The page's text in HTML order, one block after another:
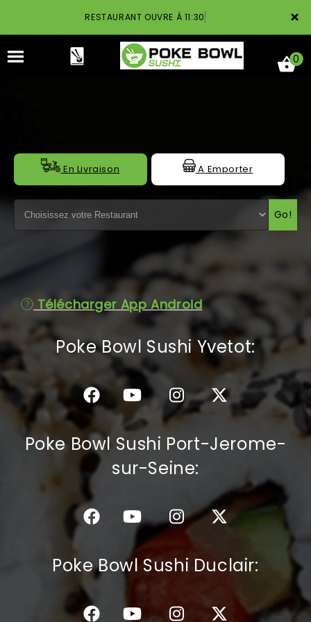
×
RESTAURANT OUVRE À 11:30
ACCUEIL
LA CARTE
MENTIONS LÉGALES
C.G.V
0
En Livraison A Emporter
Go!
Télécharger App Android
Poke Bowl Sushi Yvetot:
Poke Bowl Sushi Port-Jerome-
sur-Seine:
Poke Bowl Sushi Duclair: